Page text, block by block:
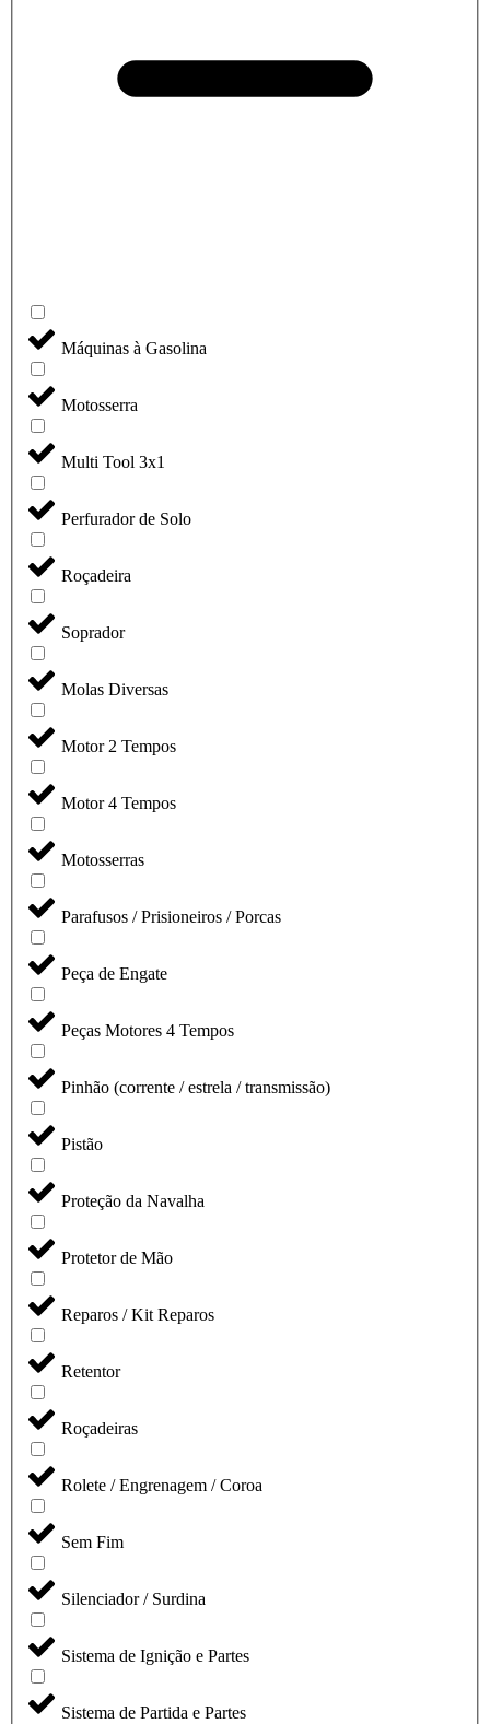
Máquinas à Gasolina
Motosserra
Multi Tool 3x1
Perfurador de Solo
Roçadeira
Soprador
Molas Diversas
Motor 2 Tempos
Motor 4 Tempos
Motosserras
Parafusos / Prisioneiros / Porcas
Peça de Engate
Peças Motores 4 Tempos
Pinhão (corrente / estrela / transmissão)
Pistão
Proteção da Navalha
Protetor de Mão
Reparos / Kit Reparos
Retentor
Roçadeiras
Rolete / Engrenagem / Coroa
Sem Fim
Silenciador / Surdina
Sistema de Ignição e Partes
Sistema de Partida e Partes